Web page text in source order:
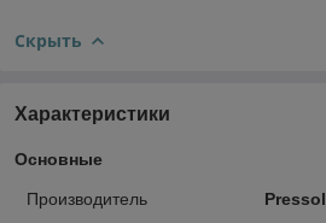
Скрыть
Характеристики
Основные
Производитель
Pressol